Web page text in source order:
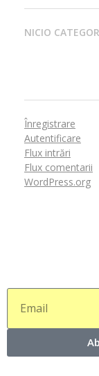
NICIO
Înregistrare
Autentificare
Flux intrări
Flux comentarii
WordPress.org